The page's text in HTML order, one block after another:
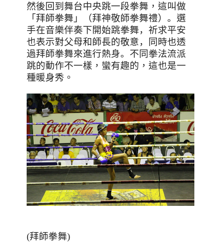
然後回到舞台中央跳一段拳舞，這叫做
「 拜師拳舞」（拜神敬師拳舞禮）。 選
手在音樂伴奏下開始跳拳舞，祈求平安
也表示對父母和師長的敬意，同時也透
過拜師拳舞來進行熱身。 不同拳法流派
跳的動作不一樣，蠻有趣的，這也是一
種暖身秀。
(拜師拳舞)